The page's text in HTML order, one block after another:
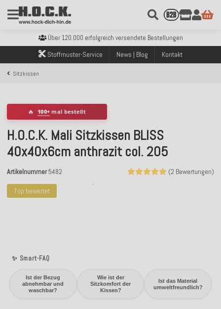
Über 120.000 erfolgreich versendete Bestellungen
Sicher bezahlen mit Klarna, PayPal & Amazon Pay
Kostenloser Versand innerhalb Deutschlands ab 99€ Bestellwert
Über 120.000 erfolgreich versendete Bestellungen
Stoffmuster-Service News | Blog Kontakt
Sitzkissen
Top bewertet
✨ Smart-FAQ
Ist der Bezug
abnehmbar und
waschbar?
Wie ist der
Sitzkomfort der
Kissen?
Ist das Material
umweltfreundlich?
🔥 100+ mal bestellt
H.O.C.K. Mali Sitzkissen BLISS
40x40x6cm anthrazit col. 205
(2 Bewertungen)
Artikelnummer5482